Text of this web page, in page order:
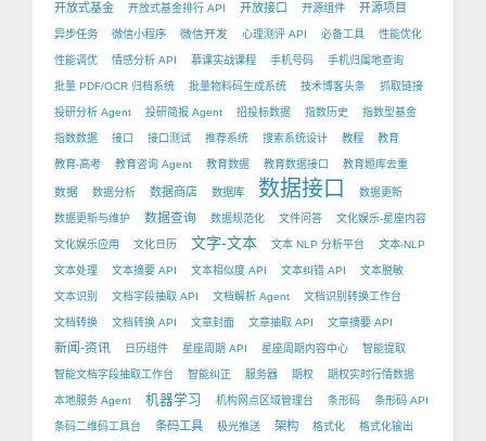
开放式基金 开放式基金排行 API 开放接口 开源组件 开源项目
异步任务 微信小程序 微信开发 心理测评 API 必备工具 性能优化
性能调优 情感分析 API 慕课实战课程 手机号码 手机归属地查询
批量 PDF/OCR 归档系统 批量物料码生成系统 技术博客头条 抓取链接
投研分析 Agent 投研简报 Agent 招投标数据 指数历史 指数型基金
指数数据 接口 接口测试 推荐系统 搜索系统设计 教程 教育
教育-高考 教育咨询 Agent 教育数据 教育数据接口 教育题库去重
数据 数据分析 数据商店 数据库 数据接口 数据更新
数据更新与维护 数据查询 数据规范化 文件问答 文化娱乐-星座内容
文化娱乐应用 文化日历 文字-文本 文本 NLP 分析平台 文本-NLP
文本处理 文本摘要 API 文本相似度 API 文本纠错 API 文本脱敏
文本识别 文档字段抽取 API 文档解析 Agent 文档识别转换工作台
文档转换 文档转换 API 文章封面 文章抽取 API 文章摘要 API
新闻-资讯 日历组件 星座周期 API 星座周期内容中心 智能提取
智能文档字段抽取工作台 智能纠正 服务器 期权 期权实时行情数据
本地服务 Agent 机器学习 机构网点区域管理台 条形码 条形码 API
条码二维码工具台 条码工具 极光推送 架构 格式化 格式化输出